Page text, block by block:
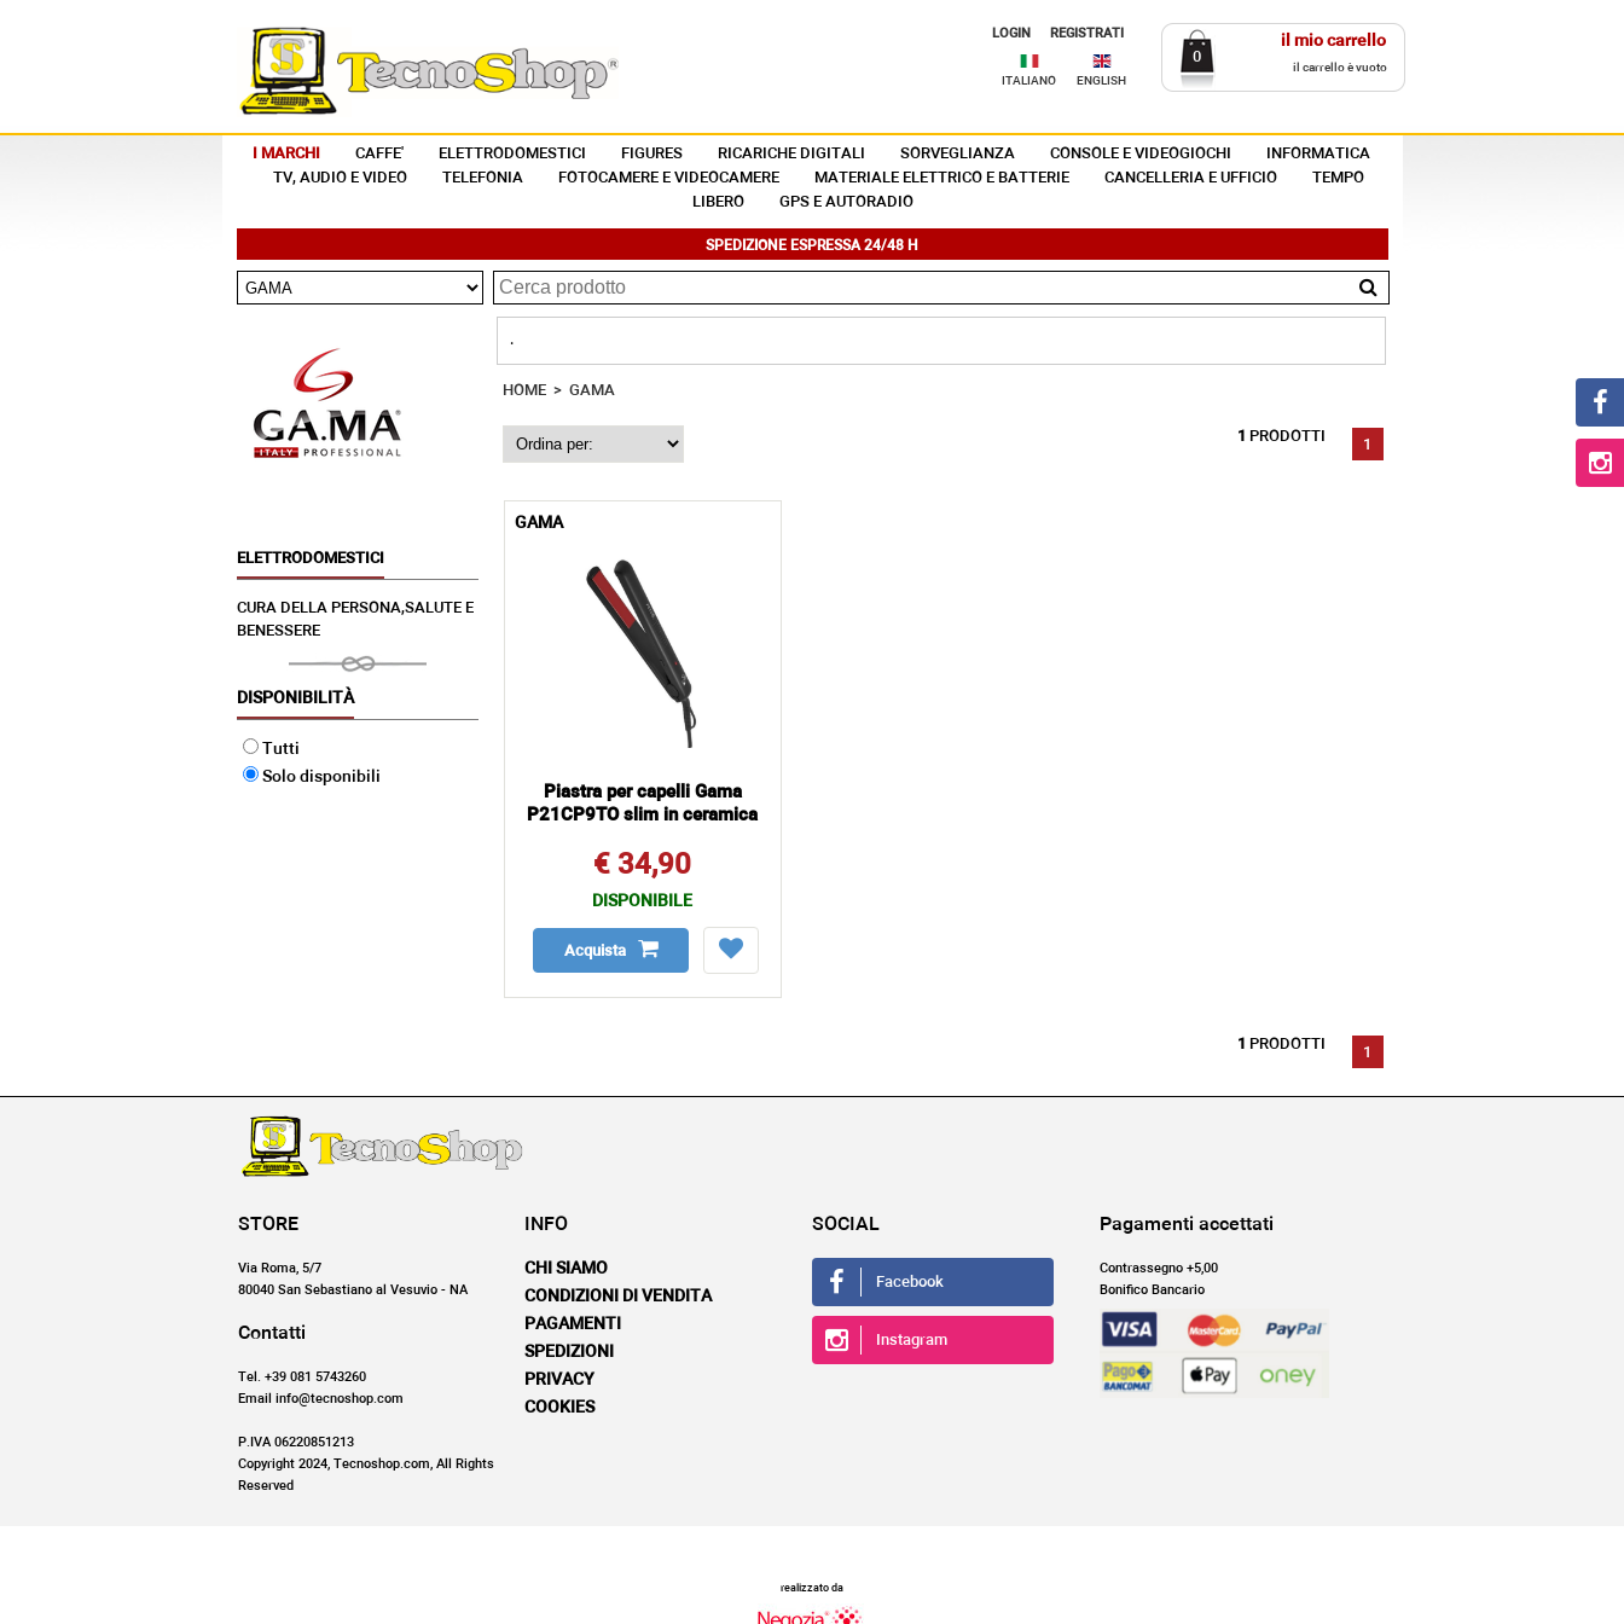
REGISTRATI
LOGIN
ITALIANO ENGLISH
il mio carrello
0
il carrello è vuoto
I MARCHI CAFFE' ELETTRODOMESTICI FIGURES RICARICHE DIGITALI SORVEGLIANZA CONSOLE E VIDEOGIOCHI
INFORMATICA
TV, AUDIO E VIDEO
TELEFONIA FOTOCAMERE E VIDEOCAMERE MATERIALE ELETTRICO E BATTERIE CANCELLERIA E UFFICIO
TEMPO
LIBERO
GPS E AUTORADIO
SPEDIZIONE ESPRESSA 24/48 H
ELETTRODOMESTICI
CURA DELLA PERSONA,SALUTE E
BENESSERE
DISPONIBILITÀ
Tutti
Solo disponibili
.
HOME> GAMA
1
1 PRODOTTI
GAMA
Piastra per capelli Gama
P21CP9TO slim in ceramica
€ 34,90
DISPONIBILE
Acquista
1
1 PRODOTTI
STORE
Via Roma, 5/7
80040 San Sebastiano al Vesuvio - NA
Contatti
Tel. +39 081 5743260
Email info@tecnoshop.com
P.IVA 06220851213
Copyright 2024, Tecnoshop.com, All Rights
Reserved
INFO
CHI SIAMO
CONDIZIONI DI VENDITA
PAGAMENTI
SPEDIZIONI
PRIVACY
COOKIES
SOCIAL
Facebook
Instagram
Pagamenti accettati
Contrassegno +5,00
Bonifico Bancario
realizzato da